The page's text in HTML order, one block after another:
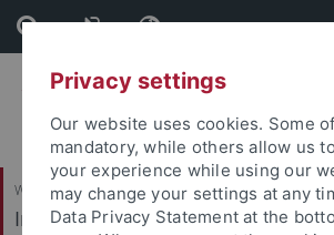
Skip
to
content
Skip
to
footer
Wirtschafts- und Sozialwissenschaftliche Fakultät
Institut für
Privacy settings
Our website uses cookies. Some
mandatory, while others allow us
your experience while using our
may change your settings at any
Data Privacy Statement at the